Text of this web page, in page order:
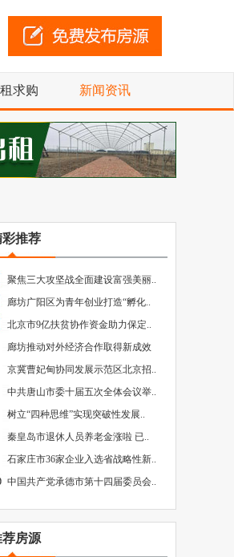
求购 新闻资讯
彩推荐
聚焦三大攻坚战全面建设富强美丽..
廊坊广阳区为青年创业打造“孵化..
北京市9亿扶贫协作资金助力保定..
廊坊推动对外经济合作取得新成效
京冀曹妃甸协同发展示范区北京招..
中共唐山市委十届五次全体会议举..
树立“四种思维”实现突破性发展..
秦皇岛市退休人员养老金涨啦 已..
石家庄市36家企业入选省战略性新..
中国共产党承德市第十四届委员会..
荐房源